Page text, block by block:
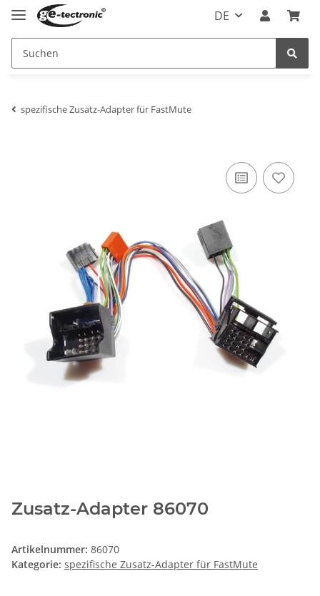
DE
spezifische Zusatz-Adapter für FastMute
Zusatz-Adapter 86070
Artikelnummer: 86070
Kategorie: spezifische Zusatz-Adapter für FastMute